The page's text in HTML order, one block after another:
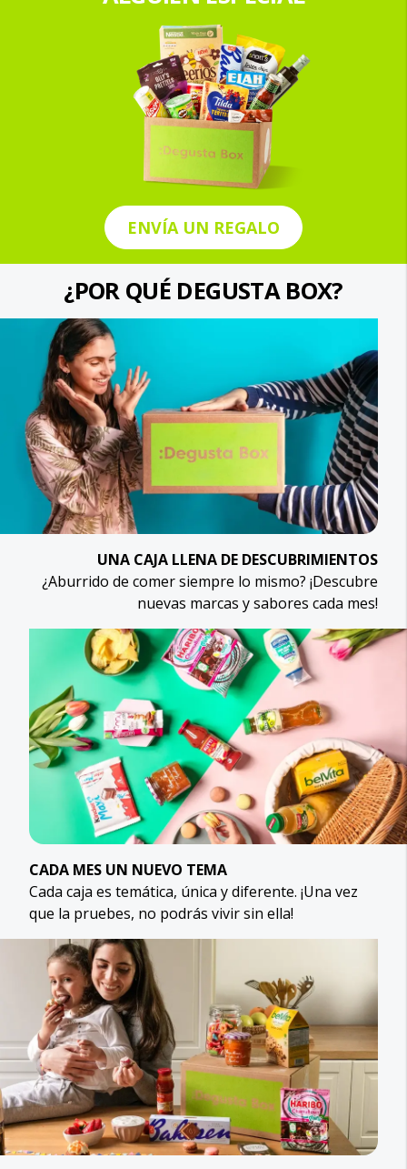
ENVÍA UN REGALO
¿POR QUÉ DEGUSTA BOX?
UNA CAJA LLENA DE DESCUBRIMIENTOS
¿Aburrido de comer siempre lo mismo? ¡Descubre
nuevas marcas y sabores cada mes!
CADA MES UN NUEVO TEMA
Cada caja es temática, única y diferente. ¡Una vez
que la pruebes, no podrás vivir sin ella!